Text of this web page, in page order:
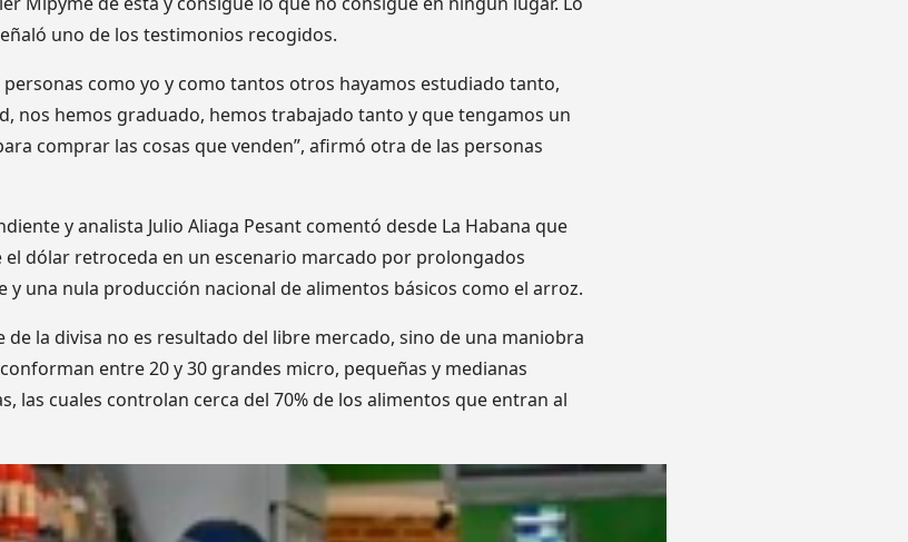
uno de los testimonios recogidos.
como yo y como tantos otros hayamos estudiado tanto,
nos hemos graduado, hemos trabajado tanto y que tengamos un
comprar las cosas que venden”, afirmó otra de las personas
y analista Julio Aliaga Pesant comentó desde La Habana que
dólar retroceda en un escenario marcado por prolongados
y una nula producción nacional de alimentos básicos como el arroz.
de la divisa no es resultado del libre mercado, sino de una maniobra
entre 20 y 30 grandes micro, pequeñas y medianas
las cuales controlan cerca del 70% de los alimentos que entran al